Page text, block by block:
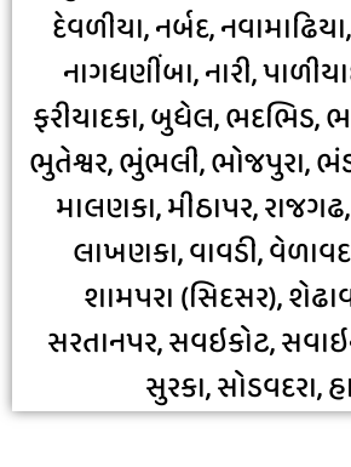
દેવળીયા, નર્બદ,
નાગધણીંબા, નારી,
ફરીયાદકા, બુધેલ, ભદભિડ,
ભુતેશ્વર, ભુંભલી, ભોજપુરા,
માલણકા, મીઠાપર,
લાખણકા, વાવડી,
શામપરા (સિદસર),
સરતાનપર, સવઇકોટ,
સુરકા, સોડવદરા,